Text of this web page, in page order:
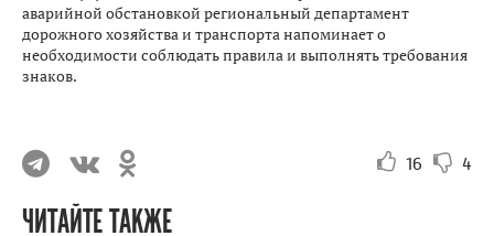
аварийной обстановкой региональный департамент
дорожного хозяйства и транспорта напоминает о
необходимости соблюдать правила и выполнять требования
знаков.
16 4
ЧИТАЙТЕ ТАКЖЕ